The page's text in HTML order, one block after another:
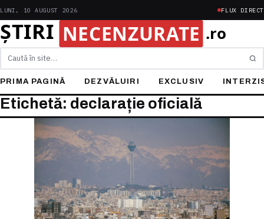
LUNI, 10 AUGUST 2026 FLUX DIRECT
Caută
PRIMA PAGINĂ DEZVĂLUIRI EXCLUSIV
Etichetă: declarație oficială